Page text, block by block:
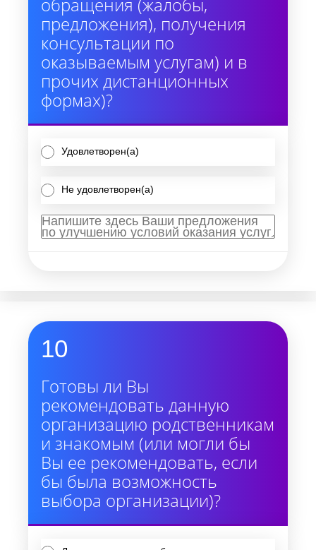
предложения), получения
консультации по
оказываемым услугам) и в
прочих дистанционных
формах)?
Удовлетворен(а)
Не удовлетворен(а)
10
Готовы ли Вы
рекомендовать данную
организацию родственникам
и знакомым (или могли бы
Вы ее рекомендовать, если
бы была возможность
выбора организации)?